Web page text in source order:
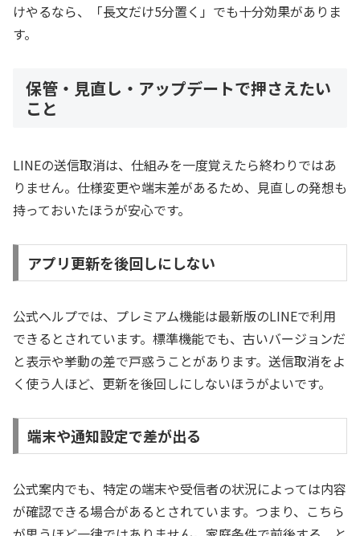
けやるなら、「長文だけ5分置く」でも十分効果がありま
す。
保管・見直し・アップデートで押さえたい
こと
LINEの送信取消は、仕組みを一度覚えたら終わりではあ
りません。仕様変更や端末差があるため、見直しの発想も
持っておいたほうが安心です。
アプリ更新を後回しにしない
公式ヘルプでは、プレミアム機能は最新版のLINEで利用
できるとされています。標準機能でも、古いバージョンだ
と表示や挙動の差で戸惑うことがあります。送信取消をよ
く使う人ほど、更新を後回しにしないほうがよいです。
端末や通知設定で差が出る
公式案内でも、特定の端末や受信者の状況によっては内容
が確認できる場合があるとされています。つまり、こちら